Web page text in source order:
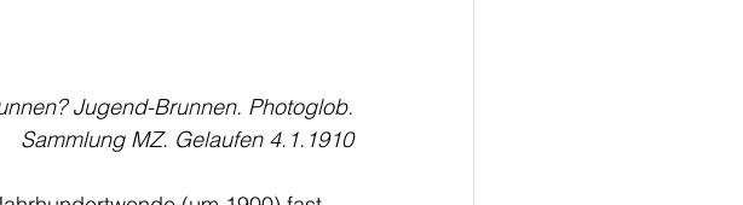
Jugend-Brunnen. Photoglob.
Sammlung MZ. Gelaufen 4.1.1910